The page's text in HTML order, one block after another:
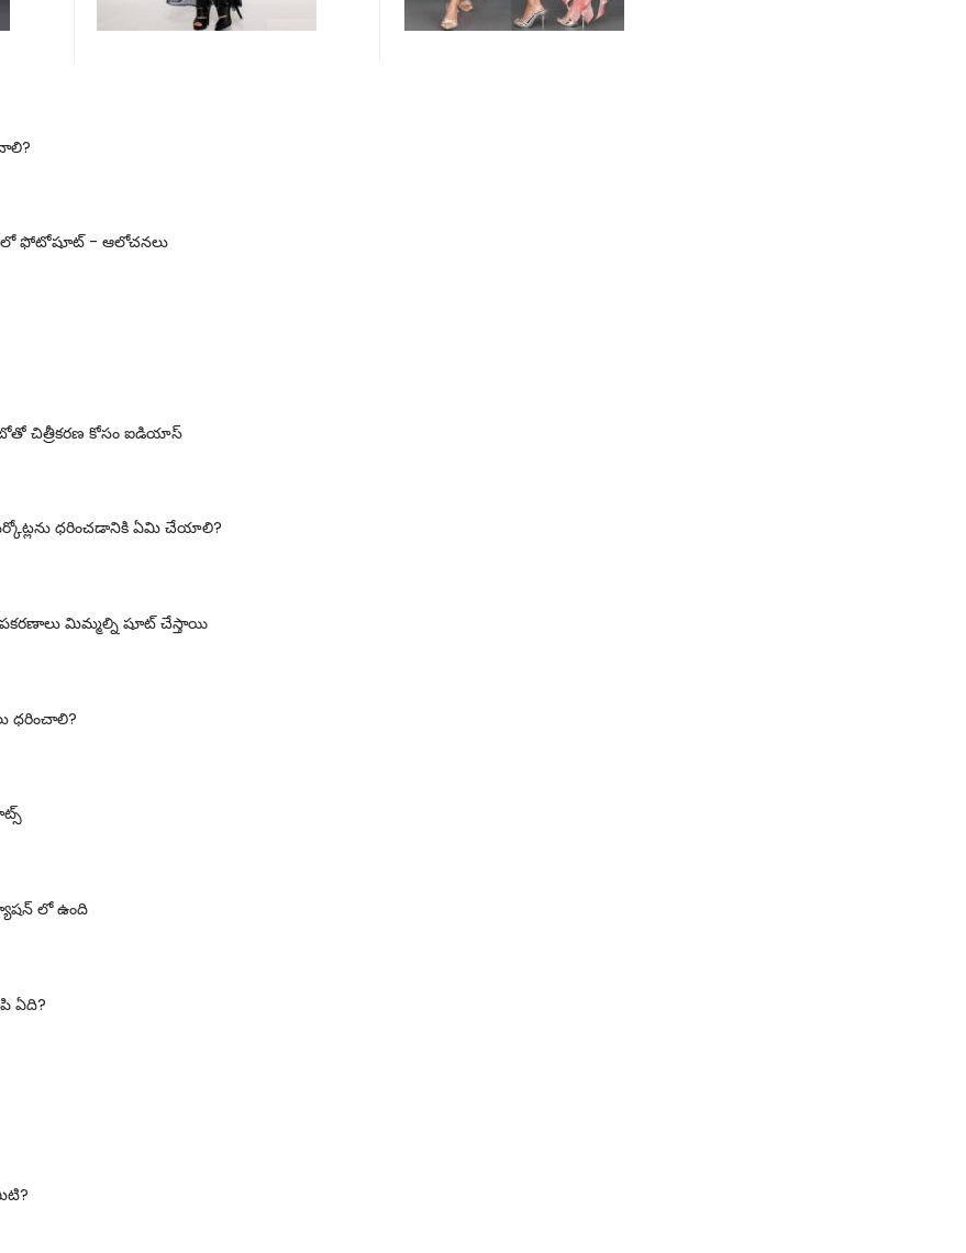
ఫోటోషూట్ - ఆలోచనలు
చిత్రీకరణ కోసం ఐడియాస్
ధరించడానికి ఏమి చేయాలి?
మిమ్మల్ని షూట్ చేస్తాయి
ధరించాలి?
లో ఉంది
ఏది?